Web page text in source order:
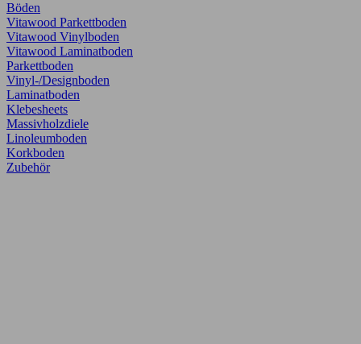
Böden
Vitawood Parkettboden
Vitawood Vinylboden
Vitawood Laminatboden
Parkettboden
Vinyl-/Designboden
Laminatboden
Klebesheets
Massivholzdiele
Linoleumboden
Korkboden
Zubehör